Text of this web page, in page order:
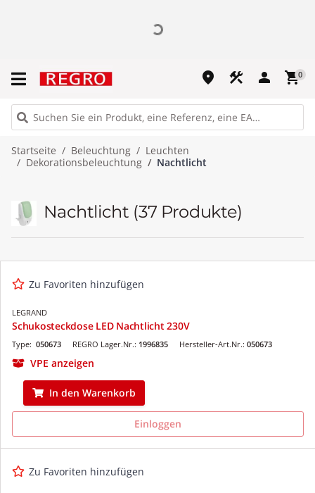
place construction person shopping_cart0
Startseite Beleuchtung
Leuchten
Dekorationsbeleuchtung
Nachtlicht
Nachtlicht (37 Produkte)
Zu Favoriten hinzufügen
LEGRAND
Schukosteckdose LED Nachtlicht 230V
REGRO Lager.Nr.: 1996835
Type: 050673 Hersteller-Art.Nr.: 050673
VPE anzeigen
In den Warenkorb
Einloggen
Zu Favoriten hinzufügen